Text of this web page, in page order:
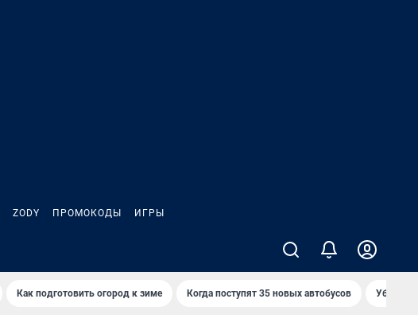
ZODY ПРОМОКОДЫ ИГРЫ
Как подготовить огород к зиме Когда поступят 35 новых автобусов Убийца